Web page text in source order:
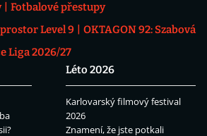
Fotbalové přestupy
Level 9
OKTAGON 92: Szabová
Liga 2026/27
Léto 2026
Karlovarský filmový festival
2026
Znamení, že jste potkali